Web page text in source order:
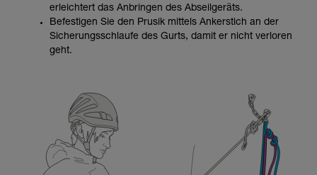
erleichtert das Anbringen des Abseilgeräts.
Befestigen Sie den Prusik mittels Ankerstich an der
Sicherungsschlaufe des Gurts, damit er nicht verloren
geht.